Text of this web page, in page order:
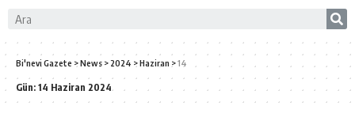
Bi'nevi Gazete >News > 2024 >Haziran >14
Gün: 14 Haziran 2024